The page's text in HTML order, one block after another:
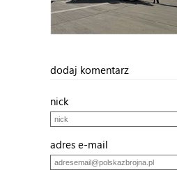
dodaj komentarz
nick
adres e-mail